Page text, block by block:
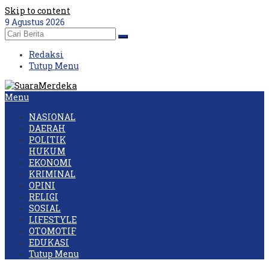
Skip to content
9 Agustus 2026
Redaksi
Tutup Menu
Menu
NASIONAL
DAERAH
POLITIK
HUKUM
EKONOMI
KRIMINAL
OPINI
RELIGI
SOSIAL
LIFESTYLE
OTOMOTIF
EDUKASI
Tutup Menu